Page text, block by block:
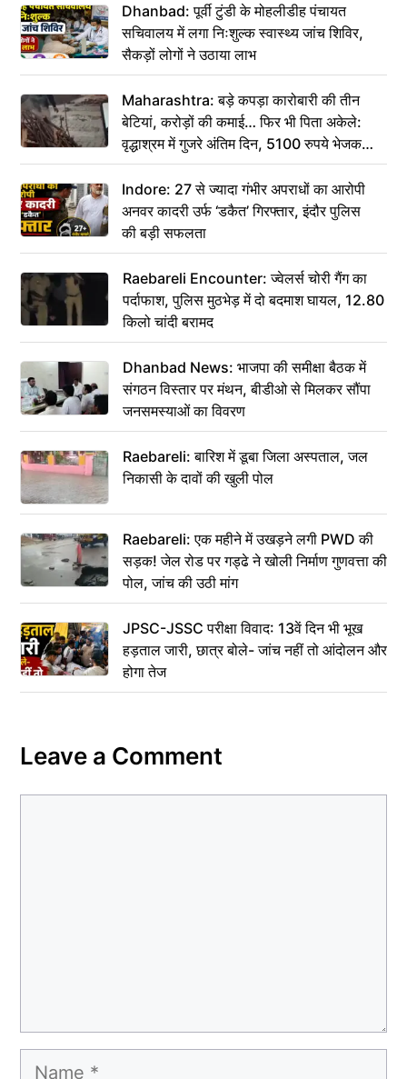
Dhanbad: पूर्वी टुंडी के मोहलीडीह पंचायत
सचिवालय में लगा निःशुल्क स्वास्थ्य जांच शिविर,
सैकड़ों लोगों ने उठाया लाभ
Maharashtra: बड़े कपड़ा कारोबारी की तीन
बेटियां, करोड़ों की कमाई… फिर भी पिता अकेले:
वृद्धाश्रम में गुजरे अंतिम दिन, 5100 रुपये भेजकर
कहा– अंतिम संस्कार कर दीजिए हम नहीं आ पाएंगे
Indore: 27 से ज्यादा गंभीर अपराधों का आरोपी
अनवर कादरी उर्फ ‘डकैत’ गिरफ्तार, इंदौर पुलिस
की बड़ी सफलता
Raebareli Encounter: ज्वेलर्स चोरी गैंग का
पर्दाफाश, पुलिस मुठभेड़ में दो बदमाश घायल, 12.80
किलो चांदी बरामद
Dhanbad News: भाजपा की समीक्षा बैठक में
संगठन विस्तार पर मंथन, बीडीओ से मिलकर सौंपा
जनसमस्याओं का विवरण
Raebareli: बारिश में डूबा जिला अस्पताल, जल
निकासी के दावों की खुली पोल
Raebareli: एक महीने में उखड़ने लगी PWD की
सड़क! जेल रोड पर गड्ढे ने खोली निर्माण गुणवत्ता की
पोल, जांच की उठी मांग
JPSC-JSSC परीक्षा विवाद: 13वें दिन भी भूख
हड़ताल जारी, छात्र बोले- जांच नहीं तो आंदोलन और
होगा तेज
Leave a Comment
Name